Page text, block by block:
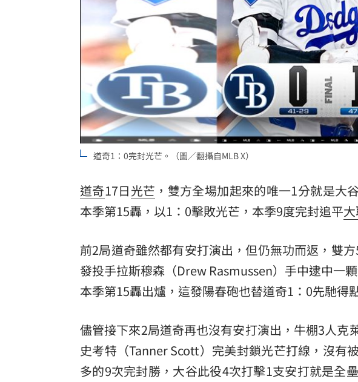
商場戰國來臨 台中「頂奢大道」逐漸成形 12:00
台彩父親節推新刮刮樂千萬頭獎超「爸」氣 12:00
「拍片人的多重宇宙」職涯論壇9/12登場！ 10:30
8國球員齊聚高雄 Formosa 7s掀足球熱潮 10:00
理想混蛋號召粉絲跨海追星吃美食！ 18:15
道奇1：0完封光芒。（圖／翻攝自MLB X）
道奇17日光芒 ，雙方全場加起來的唯一1分就是大
本季第15轟，以1：0擊敗光芒，本季9度完封追平
前2局道奇雖然都有安打演出，但仍無功而返，雙
發投手拉斯穆森（Drew Rasmussen）手中逮中一
本季第15轟出爐，這發陽春砲也替道奇1：0先馳得
儘管接下來2局道奇再也沒有安打演出，牛棚3人
史考特（Tanner Scott）完美封鎖光芒打線，沒有
多的9次完封勝，大谷此役4次打擊1支安打就是全